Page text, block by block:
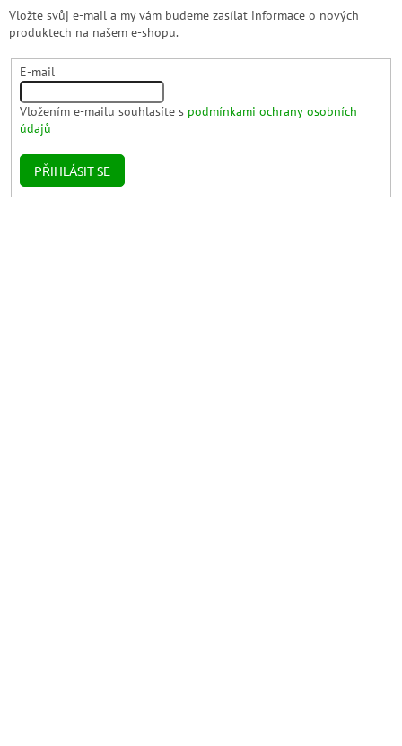
Vložte svůj e-mail a my vám budeme zasílat informace o nových
produktech na našem e-shopu.
E-mail
Vložením e-mailu souhlasíte s podmínkami ochrany osobních
údajů
PŘIHLÁSIT SE